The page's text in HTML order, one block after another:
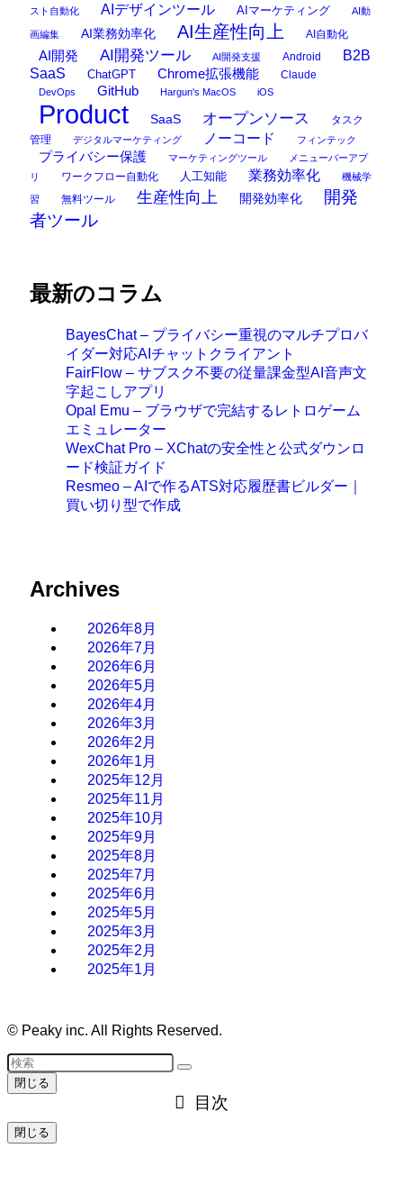
スト自動化
AIデザインツール AIマーケティング AI動
画編集 AI業務効率化 AI生産性向上 AI自動化
AI開発 AI開発ツール AI開発支援 Android
B2B
SaaS
ChatGPT Chrome拡張機能 Claude
DevOps GitHub Hargun's MacOS iOS
Product SaaS オープンソース
タスク
管理
デジタルマーケティング ノーコード フィンテック
プライバシー保護 マーケティングツール
メニューバーアプ
リ
ワークフロー自動化 人工知能 業務効率化 機械学
習 無料ツール 生産性向上 開発効率化
開発
者ツール
最新のコラム
BayesChat – プライバシー重視のマルチプロバ
イダー対応AIチャットクライアント
FairFlow – サブスク不要の従量課金型AI音声文
字起こしアプリ
Opal Emu – ブラウザで完結するレトロゲーム
エミュレーター
WexChat Pro – XChatの安全性と公式ダウンロ
ード検証ガイド
Resmeo – AIで作るATS対応履歴書ビルダー｜
買い切り型で作成
Archives
2026年8月
2026年7月
2026年6月
2026年5月
2026年4月
2026年3月
2026年2月
2026年1月
2025年12月
2025年11月
2025年10月
2025年9月
2025年8月
2025年7月
2025年6月
2025年5月
2025年3月
2025年2月
2025年1月
© Peaky inc. All Rights Reserved.
閉じる
目次
閉じる